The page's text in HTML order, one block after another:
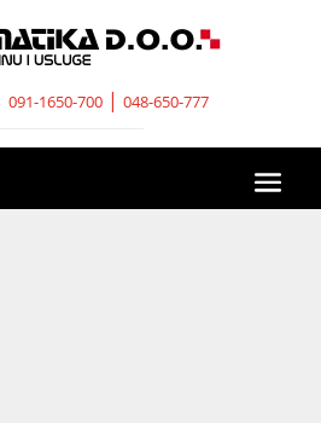
091-1650-700| 048-650-777